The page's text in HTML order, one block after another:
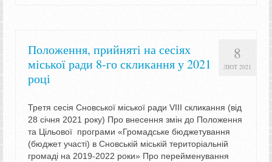
8
ЛЮТ 2021
Положення, прийняті на сесіях
міської ради 8-го скликання у 2021
році
Третя сесія Сновської міської ради VIIІ скликання (від
28 січня 2021 року) Про внесення змін до Положення
та Цільової програми «Громадське бюджетування
(бюджет участі) в Сновській міській територіальній
громаді на 2019-2022 роки» Про перейменування